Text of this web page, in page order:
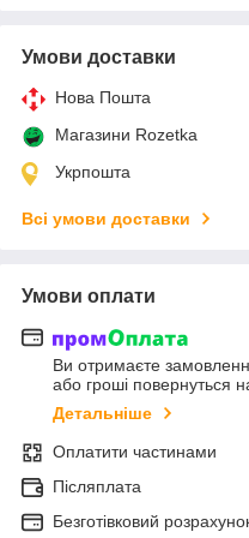
Умови доставки
Нова Пошта
Магазини Rozetka
Укрпошта
Всі умови доставки
Умови оплати
Ви отримаєте
або гроші повернуться
Детальніше
Оплатити частинами
Післяплата
Безготівковий